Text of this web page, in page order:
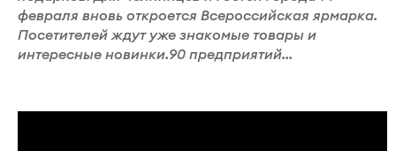
февраля вновь откроется Всероссийская ярмарка.
Посетителей ждут уже знакомые товары и
интересные новинки.90 предприятий...